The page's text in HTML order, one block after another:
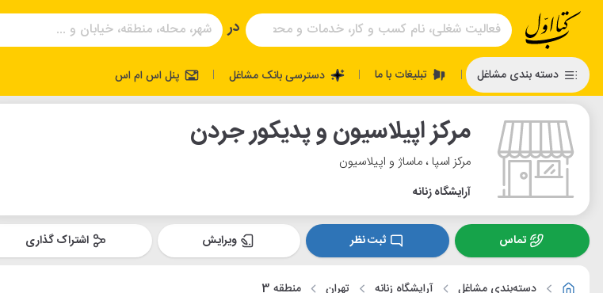
در
دسته بندی مشاغل | تبلیغات با ما | دسترسی بانک مشاغل | پنل اس ام اس
مرکز اپیلاسیون و پدیکور جردن
مرکز اسپا ، ماساژ و اپیلاسیون
آرایشگاه زنانه
تماس ثبت نظر ویرایش اشتراک گذاری
دسته‌بندی مشاغل آرایشگاه زنانه تهران منطقه 3